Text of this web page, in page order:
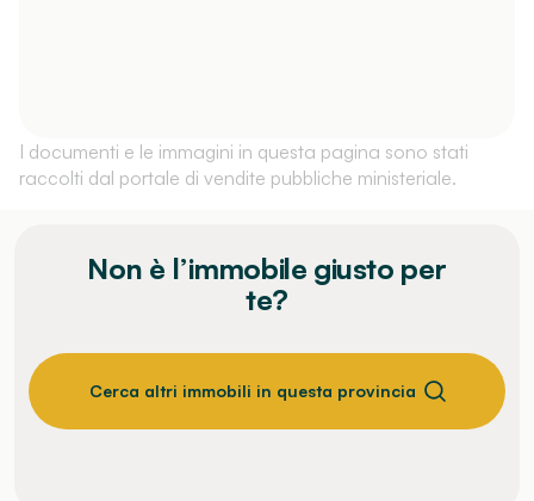
I documenti e le immagini in questa pagina sono stati
raccolti dal portale di vendite pubbliche ministeriale.
Non è l’immobile giusto per
te?
Cerca altri immobili in questa provincia